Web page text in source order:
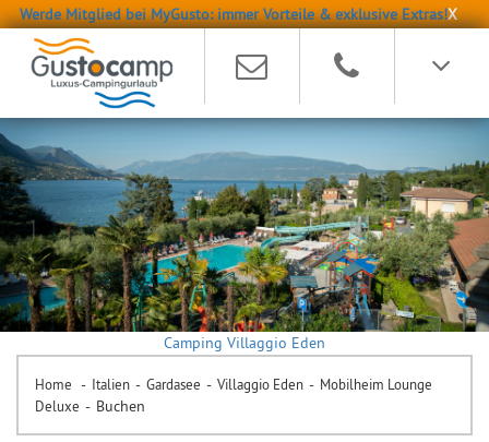
Werde Mitglied bei MyGusto: immer Vorteile & exklusive Extras!X
Camping Villaggio Eden
Home - Italien - Gardasee - Villaggio Eden - Mobilheim Lounge
Deluxe - Buchen